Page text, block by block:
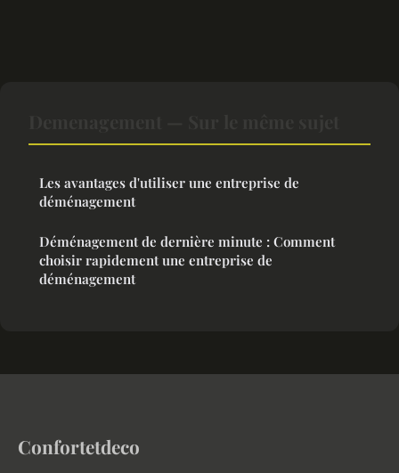
Les avantages d'utiliser une entreprise de
déménagement
Déménagement de dernière minute : Comment
choisir rapidement une entreprise de
déménagement
Confortetdeco